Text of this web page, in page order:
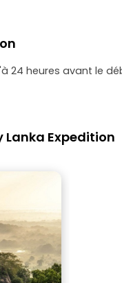
24 heures avant le
Lanka Expedition